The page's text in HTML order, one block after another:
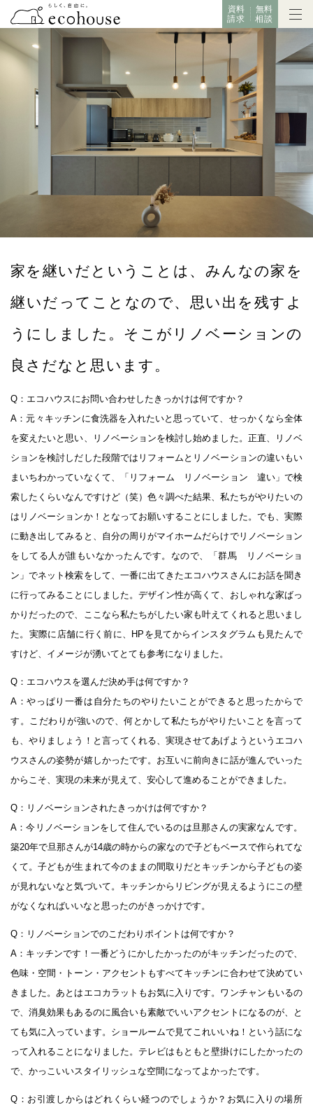
資料
請求
無料
相談
家を継いだということは、みんなの家を
継いだってことなので、思い出を残すよ
うにしました。そこがリノベーションの
良さだなと思います。
Q：エコハウスにお問い合わせしたきっかけは何ですか？
A：元々キッチンに食洗器を入れたいと思っていて、せっかくなら全体
を変えたいと思い、リノベーションを検討し始めました。正直、リノベ
ションを検討しだした段階ではリフォームとリノベーションの違いもい
まいちわかっていなくて、「リフォーム リノベーション 違い」で検
索したくらいなんですけど（笑）色々調べた結果、私たちがやりたいの
はリノベーションか！となってお願いすることにしました。でも、実際
に動き出してみると、自分の周りがマイホームだらけでリノベーション
をしてる人が誰もいなかったんです。なので、「群馬 リノベーショ
ン」でネット検索をして、一番に出てきたエコハウスさんにお話を聞き
に行ってみることにしました。デザイン性が高くて、おしゃれな家ばっ
かりだったので、ここなら私たちがしたい家も叶えてくれると思いまし
た。実際に店舗に行く前に、HPを見てからインスタグラムも見たんで
すけど、イメージが湧いてとても参考になりました。
Q：エコハウスを選んだ決め手は何ですか？
A：やっぱり一番は自分たちのやりたいことができると思ったからで
す。こだわりが強いので、何とかして私たちがやりたいことを言って
も、やりましょう！と言ってくれる、実現させてあげようというエコハ
ウスさんの姿勢が嬉しかったです。お互いに前向きに話が進んでいった
からこそ、実現の未来が見えて、安心して進めることができました。
Q：リノベーションされたきっかけは何ですか？
A：今リノベーションをして住んでいるのは旦那さんの実家なんです。
築20年で旦那さんが14歳の時からの家なので子どもベースで作られてな
くて。子どもが生まれて今のままの間取りだとキッチンから子どもの姿
が見れないなと気づいて。キッチンからリビングが見えるようにこの壁
がなくなればいいなと思ったのがきっかけです。
Q：リノベーションでのこだわりポイントは何ですか？
A：キッチンです！一番どうにかしたかったのがキッチンだったので、
色味・空間・トーン・アクセントもすべてキッチンに合わせて決めてい
きました。あとはエコカラットもお気に入りです。ワンチャンもいるの
で、消臭効果もあるのに風合いも素敵でいいアクセントになるのが、と
ても気に入っています。ショールームで見てこれいいね！という話にな
って入れることになりました。テレビはもともと壁掛けにしたかったの
で、かっこいいスタイリッシュな空間になってよかったです。
Q：お引渡しからはどれくらい経つのでしょうか？お気に入りの場所